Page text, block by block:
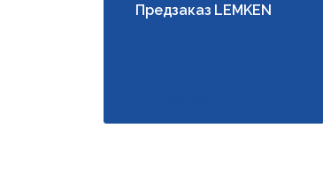
Предзаказ LEMKEN